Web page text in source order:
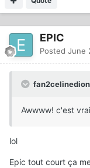
EPIC
Posted June
Awwww! c'est
lol
Epic tout court ça